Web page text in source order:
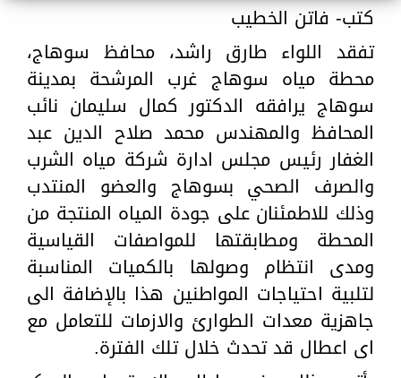
كتب- فاتن الخطيب
تفقد اللواء طارق راشد، محافظ سوهاج،
محطة مياه سوهاج غرب المرشحة بمدينة
سوهاج يرافقه الدكتور كمال سليمان نائب
المحافظ والمهندس محمد صلاح الدين عبد
الغفار رئيس مجلس ادارة شركة مياه الشرب
والصرف الصحي بسوهاج والعضو المنتدب
وذلك للاطمئنان على جودة المياه المنتجة من
المحطة ومطابقتها للمواصفات القياسية
ومدى انتظام وصولها بالكميات المناسبة
لتلبية احتياجات المواطنين هذا بالإضافة الى
جاهزية معدات الطوارئ والازمات للتعامل مع
اى اعطال قد تحدث خلال تلك الفترة.